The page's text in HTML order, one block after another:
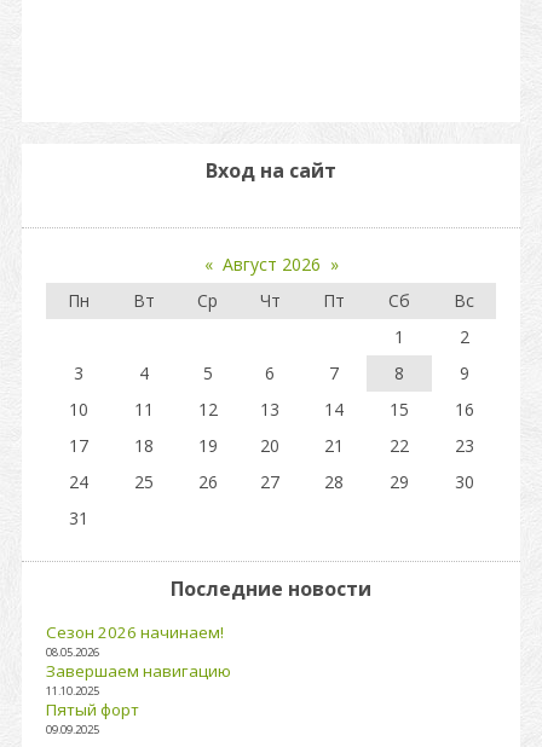
Вход на сайт
« Август 2026 »
Пн
Вт Ср Чт Пт Сб
Вс
1
2
3
4 5 6 7 8
9
10
11 12 13 14 15
16
17
18 19 20 21 22
23
24
25 26 27 28 29
30
31
Последние новости
Сезон 2026 начинаем!
08.05.2026
Завершаем навигацию
11.10.2025
Пятый форт
09.09.2025